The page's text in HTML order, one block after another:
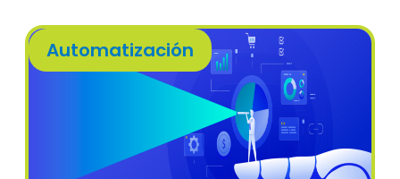
Automatización